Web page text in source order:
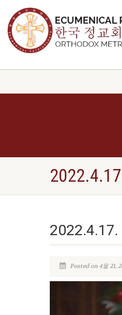
2022.4.17.
Posted on 4월 21,